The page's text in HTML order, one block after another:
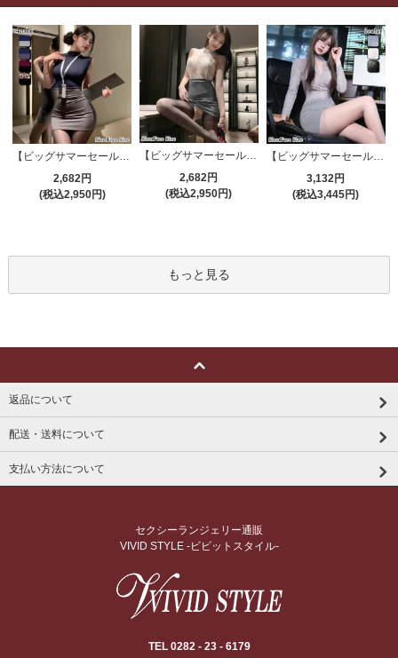
【ビッグサマーセール対象品】セクシーコスプレ(SEXYCOSPLAY) 4421
2,682円
(税込2,950円)
【ビッグサマーセール対象品】セクシーコスプレ(SEXYCOSPLAY) 4191
2,682円
(税込2,950円)
【ビッグサマーセール対象品】セクシーコスプレ(SEXYCOSPLAY) 4173
3,132円
(税込3,445円)
もっと見る
返品について
配送・送料について
支払い方法について
セクシーランジェリー通販
VIVID STYLE -ビビットスタイル-
TEL 0282 - 23 - 6179